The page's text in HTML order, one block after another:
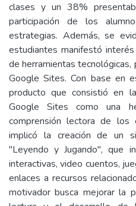
clases y un 38%
participación de los
estrategias. Además, se
estudiantes manifestó
de herramientas tecnológicas,
Google Sites. Con base en
producto que consistió en
Google Sites como una
comprensión lectora de los
implicó la creación de un
"Leyendo y Jugando", que
interactivas, video cuentos,
enlaces a recursos
motivador busca mejorar la